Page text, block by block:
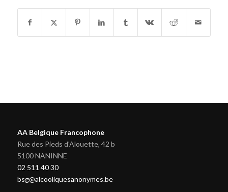
AA Belgique Francophone
Rue des Pieds d'Alouette, 42 b
5100 NANINNE
02 511 40 30
bsg@alcooliquesanonymes.be